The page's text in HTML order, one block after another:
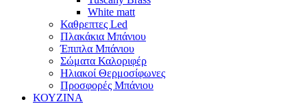
White matt
Καθρεπτες Led
Πλακάκια Μπάνιου
Έπιπλα Μπάνιου
Σώματα Καλοριφέρ
Ηλιακοί Θερμοσίφωνες
Προσφορές Μπάνιου
ΚΟΥΖΙΝΑ